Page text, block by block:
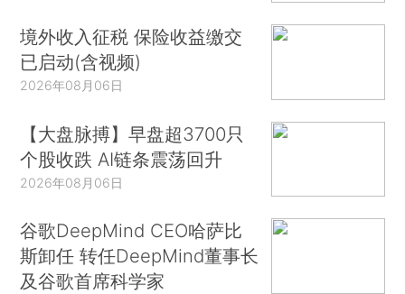
境外收入征税 保险收益缴交
已启动(含视频)
2026年08月06日
【大盘脉搏】早盘超3700只
个股收跌 AI链条震荡回升
2026年08月06日
谷歌DeepMind CEO哈萨比
斯卸任 转任DeepMind董事长
及谷歌首席科学家